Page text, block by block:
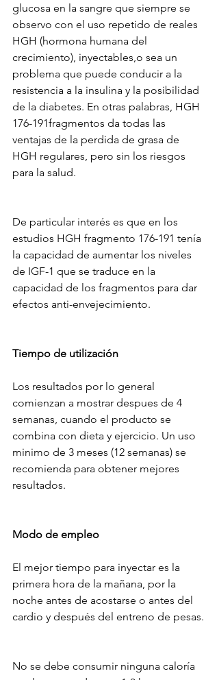
glucosa en la sangre que siempre se
observo con el uso repetido de reales
HGH (hormona humana del
crecimiento), inyectables,o sea un
problema que puede conducir a la
resistencia a la insulina y la posibilidad
de la diabetes. En otras palabras, HGH
176-191fragmentos da todas las
ventajas de la perdida de grasa de
HGH regulares, pero sin los riesgos
para la salud.
De particular interés es que en los
estudios HGH fragmento 176-191 tenía
la capacidad de aumentar los niveles
de IGF-1 que se traduce en la
capacidad de los fragmentos para dar
efectos anti-envejecimiento.
Tiempo de utilización
Los resultados por lo general
comienzan a mostrar despues de 4
semanas, cuando el producto se
combina con dieta y ejercicio. Un uso
minimo de 3 meses (12 semanas) se
recomienda para obtener mejores
resultados.
Modo de empleo
El mejor tiempo para inyectar es la
primera hora de la mañana, por la
noche antes de acostarse o antes del
cardio y después del entreno de pesas.
No se debe consumir ninguna caloría